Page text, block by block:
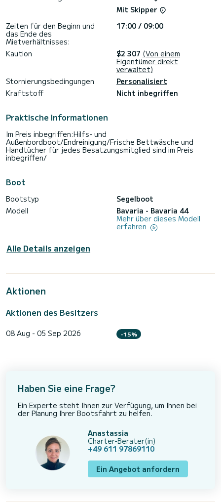
Mit Skipper
Zeiten für den Beginn und
das Ende des
Mietverhältnisses:
17:00 / 09:00
Kaution $2 307 (Von einem
Eigentümer direkt
verwaltet)
Stornierungsbedingungen
Personalisiert
Kraftstoff
Nicht inbegriffen
Praktische Informationen
Im Preis inbegriffen:Hilfs- und
Außenbordboot/Endreinigung/Frische Bettwäsche und
Handtücher für jedes Besatzungsmitglied sind im Preis
inbegriffen/
Boot
Bootstyp
Segelboot
Modell
Bavaria - Bavaria 44
Mehr über dieses Modell
erfahren
Alle Details anzeigen
Aktionen
Aktionen des Besitzers
08 Aug - 05 Sep 2026 -15%
Haben Sie eine Frage?
Ein Experte steht Ihnen zur Verfügung, um Ihnen bei
der Planung Ihrer Bootsfahrt zu helfen.
Anastassia
Charter-Berater(in)
+49 611 97869110
Ein Angebot anfordern